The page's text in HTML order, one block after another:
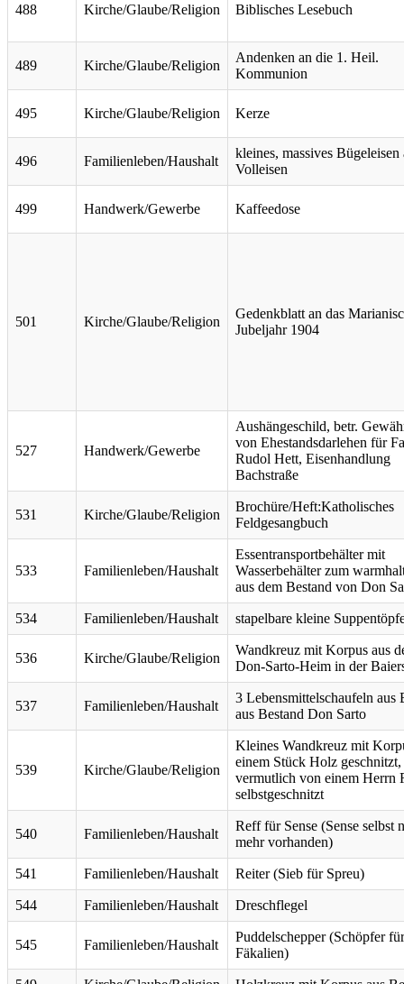
488 Kirche/Glaube/Religion Biblisches Lesebuch
489 Kirche/Glaube/Religion
Andenken an die 1. Heil.
Kommunion
495 Kirche/Glaube/Religion Kerze
496 Familienleben/Haushalt
kleines, massives Bügeleisen
Volleisen
499 Handwerk/Gewerbe Kaffeedose
501 Kirche/Glaube/Religion
Gedenkblatt an das
Jubeljahr 1904
527 Handwerk/Gewerbe
Aushängeschild, betr.
von Ehestandsdarlehen für
Rudol Hett, Eisenhandlung
Bachstraße
531 Kirche/Glaube/Religion
Brochüre/Heft:Katholisches
Feldgesangbuch
533 Familienleben/Haushalt
Essentransportbehälter mit
Wasserbehälter zum
aus dem Bestand von Don
534 Familienleben/Haushalt stapelbare kleine
536 Kirche/Glaube/Religion
Wandkreuz mit Korpus aus
Don-Sarto-Heim in der
537 Familienleben/Haushalt
3 Lebensmittelschaufeln aus
aus Bestand Don Sarto
539 Kirche/Glaube/Religion
Kleines Wandkreuz mit
einem Stück Holz geschnitzt,
vermutlich von einem Herrn
selbstgeschnitzt
540 Familienleben/Haushalt
Reff für Sense (Sense selbst
mehr vorhanden)
541 Familienleben/Haushalt Reiter (Sieb für Spreu)
544 Familienleben/Haushalt Dreschflegel
545 Familienleben/Haushalt
Puddelschepper (Schöpfer für
Fäkalien)